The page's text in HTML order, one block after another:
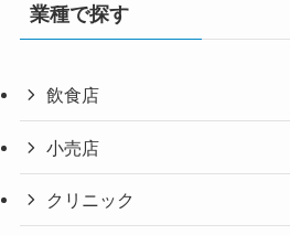
業種で探す
飲食店
小売店
クリニック